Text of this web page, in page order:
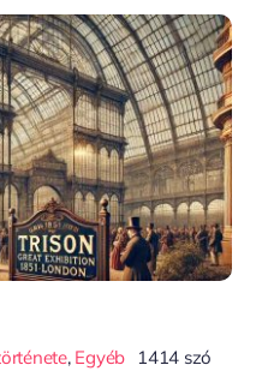
, Egyéb
1414 szó